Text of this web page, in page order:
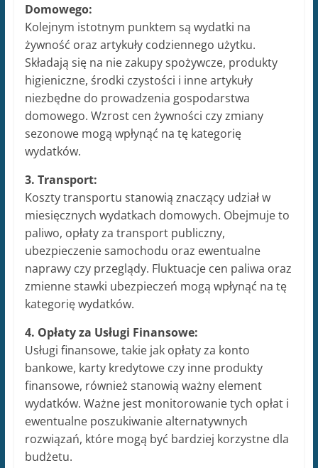
Domowego:
Kolejnym istotnym punktem są wydatki na
żywność oraz artykuły codziennego użytku.
Składają się na nie zakupy spożywcze, produkty
higieniczne, środki czystości i inne artykuły
niezbędne do prowadzenia gospodarstwa
domowego. Wzrost cen żywności czy zmiany
sezonowe mogą wpłynąć na tę kategorię
wydatków.
3. Transport:
Koszty transportu stanowią znaczący udział w
miesięcznych wydatkach domowych. Obejmuje to
paliwo, opłaty za transport publiczny,
ubezpieczenie samochodu oraz ewentualne
naprawy czy przeglądy. Fluktuacje cen paliwa oraz
zmienne stawki ubezpieczeń mogą wpłynąć na tę
kategorię wydatków.
4. Opłaty za Usługi Finansowe:
Usługi finansowe, takie jak opłaty za konto
bankowe, karty kredytowe czy inne produkty
finansowe, również stanowią ważny element
wydatków. Ważne jest monitorowanie tych opłat i
ewentualne poszukiwanie alternatywnych
rozwiązań, które mogą być bardziej korzystne dla
budżetu.